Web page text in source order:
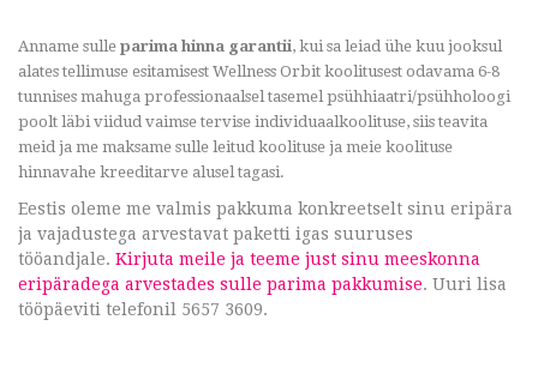
Anname sulle parima hinna garantii, kui sa leiad ühe kuu jooksul
alates tellimuse esitamisest Wellness Orbit koolitusest odavama 6-8
tunnises mahuga professionaalsel tasemel psühhiaatri/psühholoogi
poolt läbi viidud vaimse tervise individuaalkoolituse, siis teavita
meid ja me maksame sulle leitud koolituse ja meie koolituse
hinnavahe kreeditarve alusel tagasi.
Eestis oleme me valmis pakkuma konkreetselt sinu eripära
ja vajadustega arvestavat paketti igas suuruses
tööandjale. Kirjuta meile ja teeme just sinu meeskonna
eripäradega arvestades sulle parima pakkumise. Uuri lisa
tööpäeviti telefonil 5657 3609.